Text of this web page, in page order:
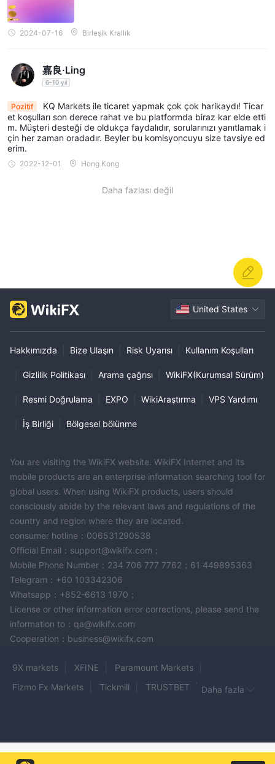
2024-07-16 Birleşik Krallık
嘉良·Ling
6-10 yıl
Pozitif
KQ Markets ile ticaret yapmak çok çok harikaydı! Ticar
et koşulları son derece rahat ve bu platformda biraz kar elde etti
m. Müşteri desteği de oldukça faydalıdır, sorularınızı yanıtlamak i
çin her zaman oradadır. Beyler bu komisyoncuyu size tavsiye ed
erim.
2022-12-01 Hong Kong
Daha fazlası değil
United States
Hakkımızda Bize Ulaşın Risk Uyarısı Kullanım Koşulları
Gizlilik Politikası Arama çağrısı WikiFX(Kurumsal Sürüm)
Resmi Doğrulama EXPO WikiAraştırma VPS Yardımı
İş Birliği Bölgesel bölünme
You are visiting the WikiFX website. WikiFX Internet and its
mobile products are an enterprise information searching tool for
global users. When using WikiFX products, users should
consciously abide by the relevant laws and regulations of the
country and region where they are located.
consumer hotline：006531290538
Official Email：support@wikifx.com；
Mobile Phone Number：234 706 777 7762；61 449895363
Telegram：+60 103342306
Whatsapp：+852-6613 1970；
License or other information error corrections, please send the
information to：qa@wikifx.com
Cooperation：business@wikifx.com
9X markets XFINE
Paramount Markets
Fizmo Fx Markets
Tickmill
TRUSTBET
Nordex Invest
Heritage Holding
Prime Trust Market
Daha fazla